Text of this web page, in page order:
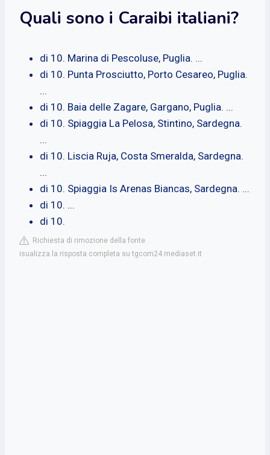
Quali sono i Caraibi italiani?
di 10. Marina di Pescoluse, Puglia. ...
di 10. Punta Prosciutto, Porto Cesareo, Puglia.
...
di 10. Baia delle Zagare, Gargano, Puglia. ...
di 10. Spiaggia La Pelosa, Stintino, Sardegna.
...
di 10. Liscia Ruja, Costa Smeralda, Sardegna.
...
di 10. Spiaggia Is Arenas Biancas, Sardegna. ...
di 10. ...
di 10.
Richiesta di rimozione della fonte
isualizza la risposta completa su tgcom24.mediaset.it